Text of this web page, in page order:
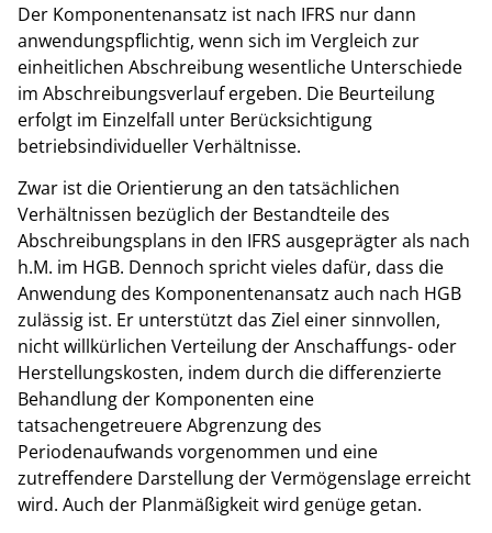
Der Komponentenansatz ist nach IFRS nur dann
anwendungspflichtig, wenn sich im Vergleich zur
einheitlichen Abschreibung wesentliche Unterschiede
im Abschreibungsverlauf ergeben. Die Beurteilung
erfolgt im Einzelfall unter Berücksichtigung
betriebsindividueller Verhältnisse.
Zwar ist die Orientierung an den tatsächlichen
Verhältnissen bezüglich der Bestandteile des
Abschreibungsplans in den IFRS ausgeprägter als nach
h.M. im HGB. Dennoch spricht vieles dafür, dass die
Anwendung des Komponentenansatz auch nach HGB
zulässig ist. Er unterstützt das Ziel einer sinnvollen,
nicht willkürlichen Verteilung der Anschaffungs- oder
Herstellungskosten, indem durch die differenzierte
Behandlung der Komponenten eine
tatsachengetreuere Abgrenzung des
Periodenaufwands vorgenommen und eine
zutreffendere Darstellung der Vermögenslage erreicht
wird. Auch der Planmäßigkeit wird genüge getan.